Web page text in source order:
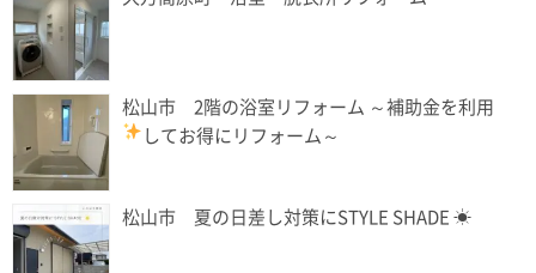
松山市 2階の浴室リフォーム ～補助金を利用
してお得にリフォーム ～
松山市 夏の日差し対策にSTYLE SHADE ☀